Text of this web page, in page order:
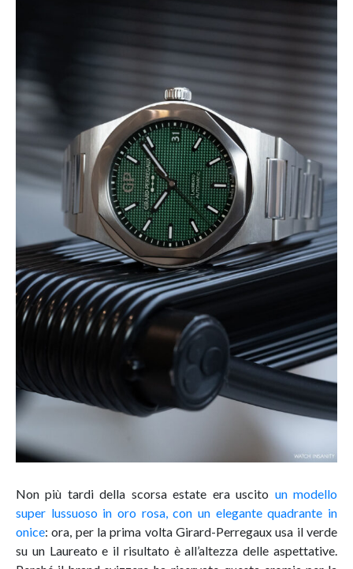
Non più tardi della scorsa estate era uscito un modello
super lussuoso in oro rosa, con un elegante quadrante in
onice: ora, per la prima volta Girard-Perregaux usa il verde
su un Laureato e il risultato è all’altezza delle aspettative.